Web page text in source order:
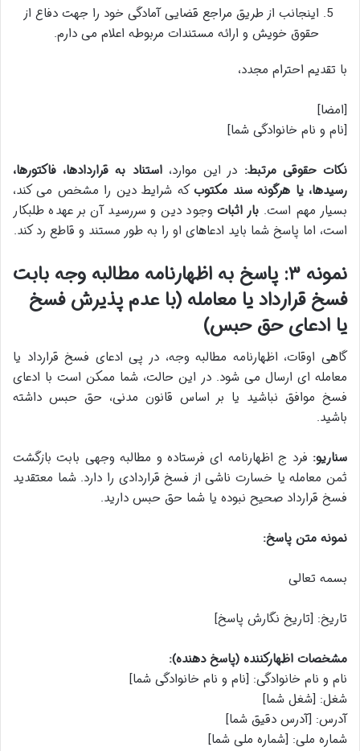
اینجانب از طریق مراجع قضایی آمادگی خود را جهت دفاع از
حقوق خویش و ارائه مستندات مربوطه اعلام می دارم.
با تقدیم احترام مجدد،
[امضا]
[نام و نام خانوادگی شما]
نکات حقوقی مرتبط: در این موارد،استناد به قراردادها، فاکتورها،
رسیدها، یا هرگونه سند مکتوبکه شرایط دین را مشخص می کند،
بسیار مهم است. بار اثبات وجود دین و سررسید آن بر عهده طلبکار
است، اما پاسخ شما باید ادعاهای او را به طور مستند و قاطع رد کند.
نمونه ۳: پاسخ به اظهارنامه مطالبه وجه بابت
فسخ قرارداد یا معامله (با عدم پذیرش فسخ
یا ادعای حق حبس)
گاهی اوقات، اظهارنامه مطالبه وجه، در پی ادعای فسخ قرارداد یا
معامله ای ارسال می شود. در این حالت، شما ممکن است با ادعای
فسخ موافق نباشید یا بر اساس قانون مدنی، حق حبس داشته
باشید.
سناریو: فرد ج اظهارنامه ای فرستاده و مطالبه وجهی بابت بازگشت
ثمن معامله یا خسارت ناشی از فسخ قراردادی را دارد. شما معتقدید
فسخ قرارداد صحیح نبوده یا شما حق حبس دارید.
نمونه متن پاسخ:
بسمه تعالی
تاریخ: [تاریخ نگارش پاسخ]
مشخصات اظهارکننده (پاسخ دهنده):
نام و نام خانوادگی: [نام و نام خانوادگی شما]
شغل: [شغل شما]
آدرس: [آدرس دقیق شما]
شماره ملی: [شماره ملی شما]